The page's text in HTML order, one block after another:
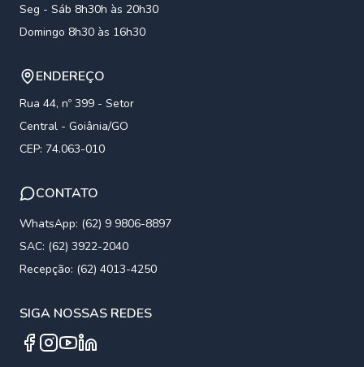
Seg - Sáb 8h30h às 20h30
Domingo 8h30 às 16h30
ENDEREÇO
Rua 44, nº 399 - Setor
Central - Goiânia/GO
CEP: 74.063-010
CONTATO
WhatsApp: (62) 9 9806-8897
SAC: (62) 3922-2040
Recepção: (62) 4013-4250
SIGA NOSSAS REDES